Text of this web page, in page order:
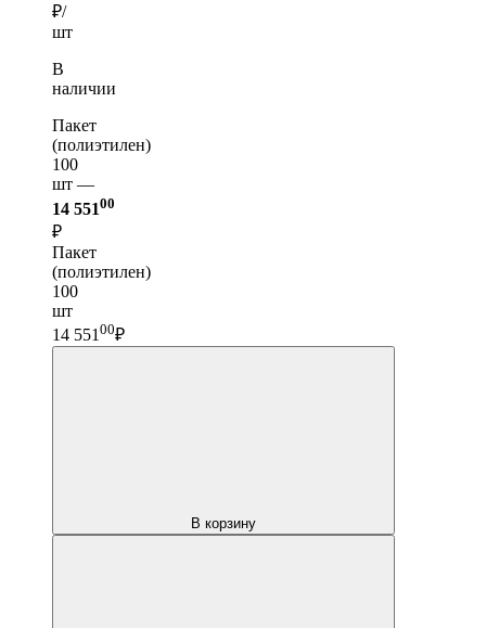
₽/
шт
В
наличии
Пакет
(полиэтилен)
100
шт —
14 55100
₽
Пакет
(полиэтилен)
100
шт
14 551 00₽
В корзину